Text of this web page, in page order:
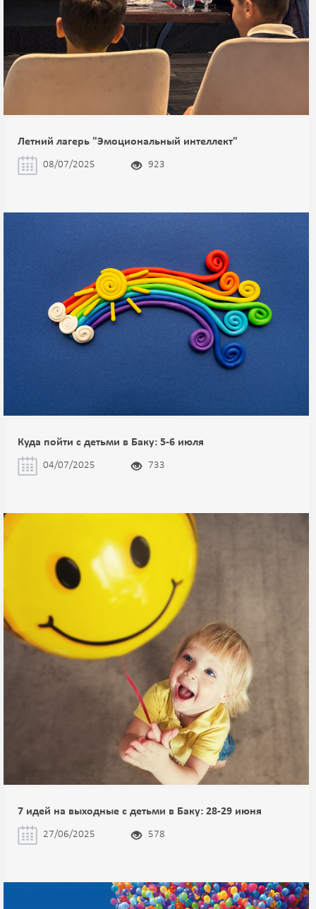
Летний лагерь "Эмоциональный интеллект"
08/07/2025 923
Куда пойти с детьми в Баку: 5-6 июля
04/07/2025 733
7 идей на выходные с детьми в Баку: 28-29 июня
27/06/2025 578